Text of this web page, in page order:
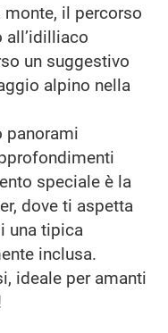
monte, il percorso
all’idilliaco
un suggestivo
alpino nella
panorami
speciale è la
dove ti aspetta
una tipica
inclusa.
ideale per amanti